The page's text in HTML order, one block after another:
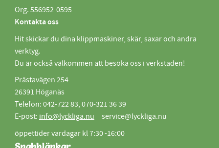
Org. 556952-0595
Kontakta oss
Hit skickar du dina klippmaskiner, skär, saxar och andra
verktyg.
Du är också välkommen att besöka oss i verkstaden!
Prästavägen 254
26391 Höganäs
Telefon: 042-722 83, 070-321 36 39
E-post: info@lyckliga.nu service@lyckliga.nu
öppettider vardagar kl 7:30 -16:00